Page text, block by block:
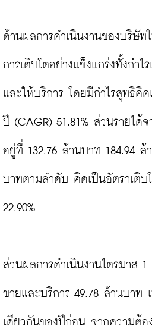
ด้านผลการดำเนินงานของบริษัท
การเติบโตอย่างแข็งแกร่งทั้งกำไ
และให้บริการ โดยมีกำไรสุทธิคิด
ปี (CAGR) 51.81% ส่วนรายได้
อยู่ที่ 132.76 ล้านบาท 184.94
บาทตามลำดับ คิดเป็นอัตราเติบ
22.90%
ส่วนผลการดำเนินงานไตรมาส
ขายและบริการ 49.78 ล้านบาท
เดียวกันของปีก่อน จากความต้อ